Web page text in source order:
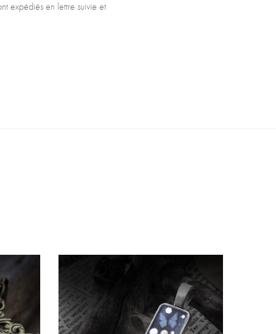
expédiés en lettre suivie et